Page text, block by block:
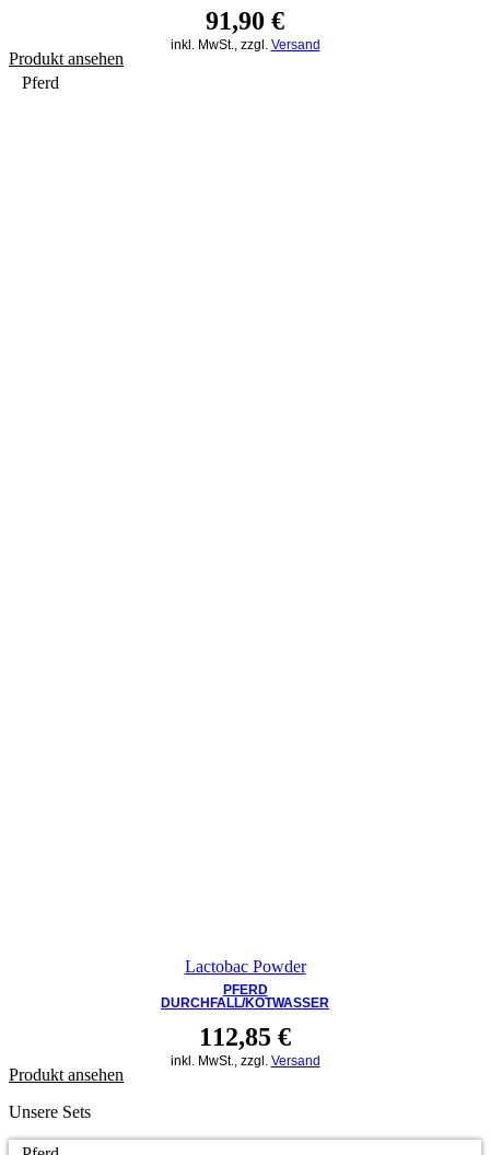
91,90 €
inkl. MwSt., zzgl. Versand
Produkt ansehen
Pferd
Lactobac Powder
PFERD
DURCHFALL/KOTWASSER
112,85 €
inkl. MwSt., zzgl. Versand
Produkt ansehen
Unsere Sets